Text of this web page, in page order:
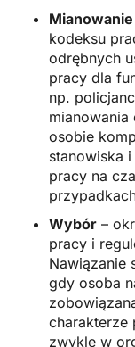
Mianowanie
kodeksu
odrębnych
pracy dla
np.
mianowania
osobie
stanowiska
pracy na
Wybór –
pracy i
Nawiązanie
gdy osoba
charakterze
zwykle w